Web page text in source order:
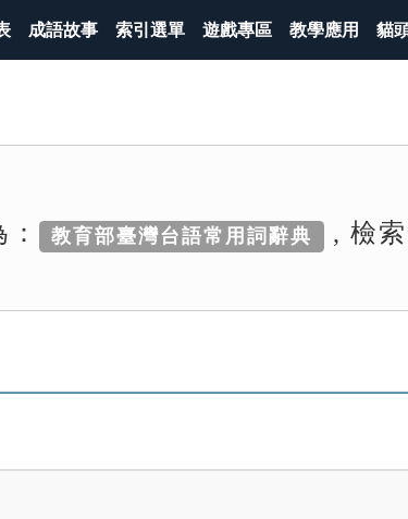
成語故事 索引選單 遊戲專區 教學應用 貓
： 教育部臺灣台語常用詞辭典 , 檢索